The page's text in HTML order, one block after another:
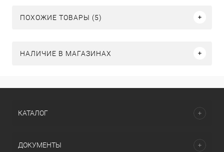
ПОХОЖИЕ ТОВАРЫ (5)
НАЛИЧИЕ В МАГАЗИНАХ
КАТАЛОГ
ДОКУМЕНТЫ